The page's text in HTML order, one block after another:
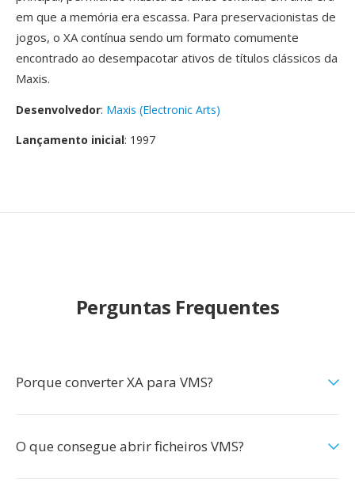
em que a memória era escassa. Para preservacionistas de
jogos, o XA contínua sendo um formato comumente
encontrado ao desempacotar ativos de títulos clássicos da
Maxis.
Desenvolvedor: Maxis (Electronic Arts)
Lançamento inicial: 1997
Perguntas Frequentes
Porque converter XA para VMS?
O que consegue abrir ficheiros VMS?